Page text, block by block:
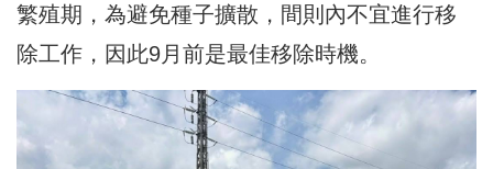
繁殖期，為避免種子擴散，間則內不宜進行移
除工作，因此9月前是最佳移除時機。